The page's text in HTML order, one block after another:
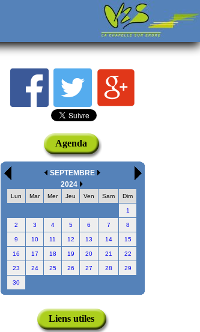
Agenda
SEPTEMBRE
2024
Lun Mar Mer Jeu Ven Sam Dim
1
2 3 4 5 6 7 8
9 10 11 12 13 14 15
16 17 18 19 20 21 22
23 24 25 26 27 28 29
30
Liens utiles